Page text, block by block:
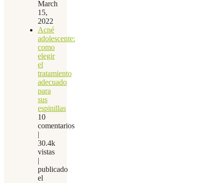
March
15,
2022
Acné
adolescente:
como
elegir
el
tratamiento
adecuado
para
sus
espinillas
10
comentarios
|
30.4k
vistas
|
publicado
el